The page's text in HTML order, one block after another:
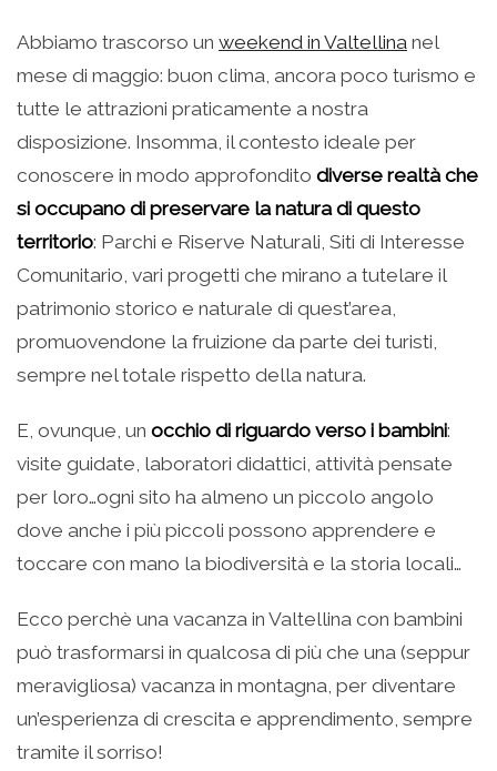
Abbiamo trascorso un weekend in Valtellina nel
mese di maggio: buon clima, ancora poco turismo e
tutte le attrazioni praticamente a nostra
disposizione. Insomma, il contesto ideale per
conoscere in modo approfondito diverse realtà che
si occupano di preservare la natura di questo
territorio: Parchi e Riserve Naturali, Siti di Interesse
Comunitario, vari progetti che mirano a tutelare il
patrimonio storico e naturale di quest’area,
promuovendone la fruizione da parte dei turisti,
sempre nel totale rispetto della natura.
E, ovunque, un occhio di riguardo verso i bambini:
visite guidate, laboratori didattici, attività pensate
per loro…ogni sito ha almeno un piccolo angolo
dove anche i più piccoli possono apprendere e
toccare con mano la biodiversità e la storia locali…
Ecco perchè una vacanza in Valtellina con bambini
può trasformarsi in qualcosa di più che una (seppur
meravigliosa) vacanza in montagna, per diventare
un’esperienza di crescita e apprendimento, sempre
tramite il sorriso!